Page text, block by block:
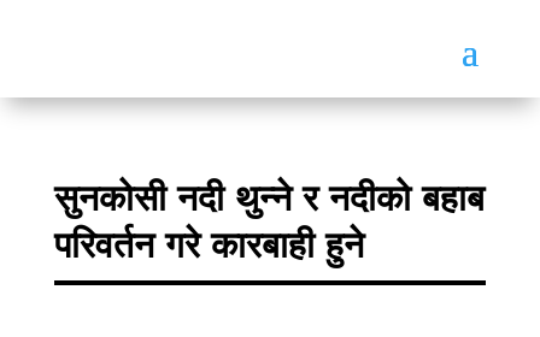
सुनकोसी नदी थुन्ने र नदीको बहाब
परिवर्तन गरे कारबाही हुने